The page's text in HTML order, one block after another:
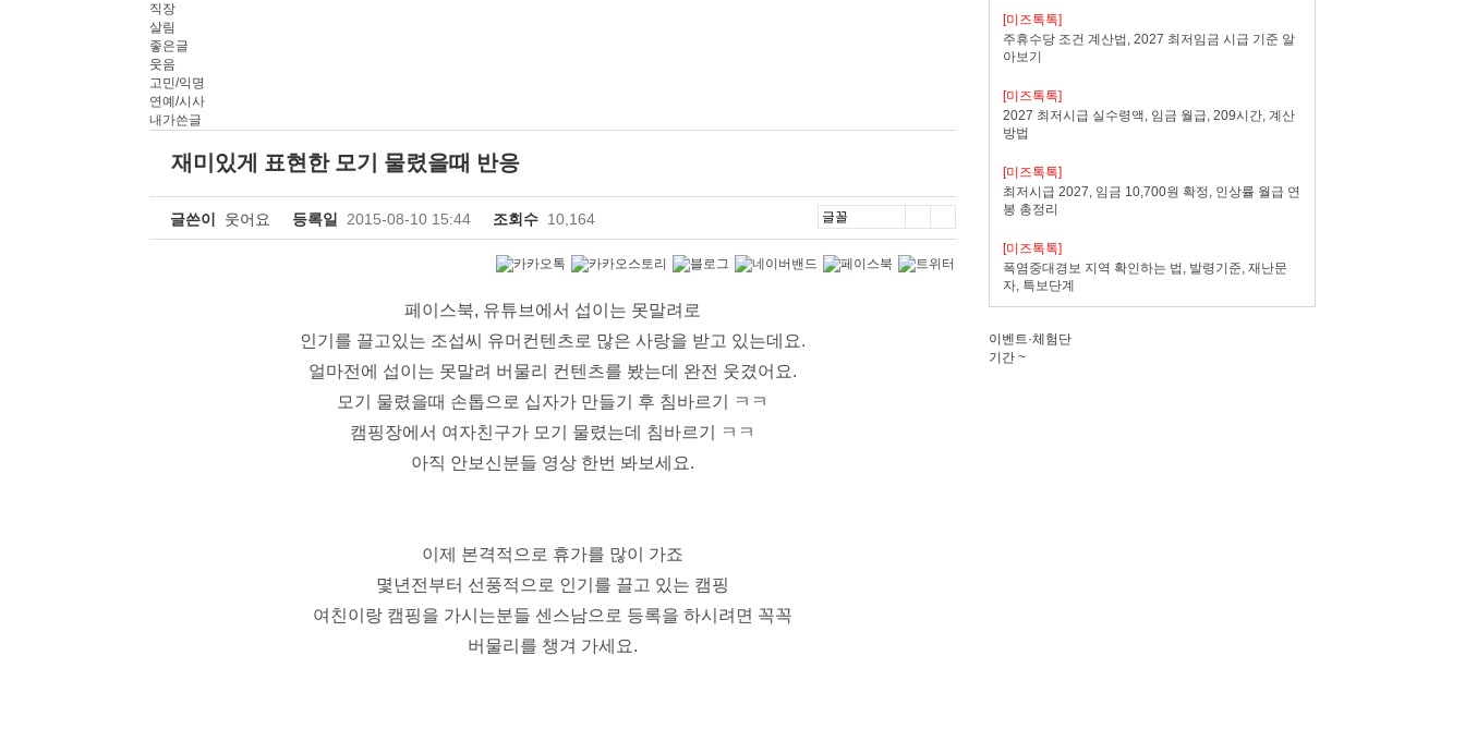
직장
살림
좋은글
웃음
고민/익명
연예/시사
내가쓴글
재미있게 표현한 모기 물렸을때 반응
글쓴이 웃어요 등록일 2015-08-10 15:44 조회수 10,164
페이스북, 유튜브에서 섭이는 못말려로
인기를 끌고있는 조섭씨 유머컨텐츠로 많은 사랑을 받고 있는데요.
얼마전에 섭이는 못말려 버물리 컨텐츠를 봤는데 완전 웃겼어요.
모기 물렸을때 손톱으로 십자가 만들기 후 침바르기 ㅋㅋ
캠핑장에서 여자친구가 모기 물렸는데 침바르기 ㅋㅋ
아직 안보신분들 영상 한번 봐보세요.
이제 본격적으로 휴가를 많이 가죠
몇년전부터 선풍적으로 인기를 끌고 있는 캠핑
여친이랑 캠핑을 가시는분들 센스남으로 등록을 하시려면 꼭꼭
버물리를 챙겨 가세요.
[미즈톡톡]
주휴수당 조건 계산법, 2027 최저임금 시급 기준 알
아보기
[미즈톡톡]
2027 최저시급 실수령액, 임금 월급, 209시간, 계산
방법
[미즈톡톡]
최저시급 2027, 임금 10,700원 확정, 인상률 월급 연
봉 총정리
[미즈톡톡]
폭염중대경보 지역 확인하는 법, 발령기준, 재난문
자, 특보단계
이벤트·체험단
기간 ~